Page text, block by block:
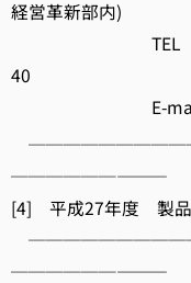
経営革新部内)
TEL 075-
40
E-
──────―――
[4] 平成27年度 製品
──────―――